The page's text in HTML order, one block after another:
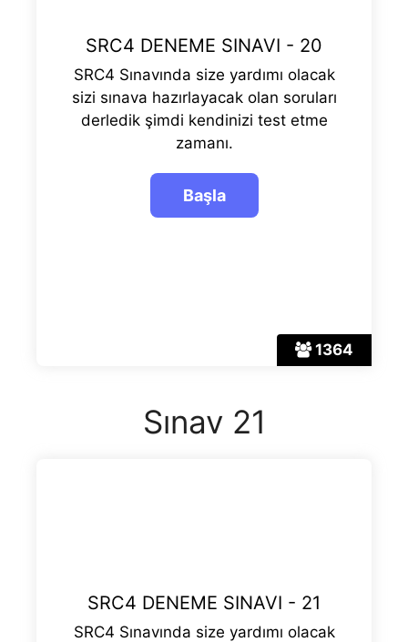
1364
SRC4 DENEME SINAVI - 20
SRC4 Sınavında size yardımı olacak
sizi sınava hazırlayacak olan soruları
derledik şimdi kendinizi test etme
zamanı.
Sınav 21
SRC4 DENEME SINAVI - 21
SRC4 Sınavında size yardımı olacak